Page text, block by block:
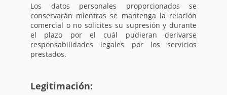
Los datos personales proporcionados se
conservarán mientras se mantenga la relación
comercial o no solicites su supresión y durante
el plazo por el cuál pudieran derivarse
responsabilidades legales por los servicios
prestados.
Legitimación: